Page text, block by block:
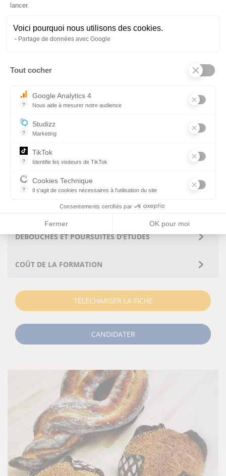
lancer.
Voici pourquoi nous utilisons des cookies.
Partage de données avec Google
Tout cocher
?
Google Analytics 4
Nous aide à mesurer notre audience
?
Studizz
Marketing
?
TikTok
Identifie les visiteurs de TikTok
?
Cookies Technique
Il s'agit de cookies nécessaires à l'utilisation du site
Consentements certifiés par
Fermer OK pour moi
MODALITÉS PÉDAGOGIQUES ET
Selon le référentiel d'examen :
Epreuves ponctuelles finales
MODALITÉS D'ACCES AUX
PERSONNES EN SITUATION DE
HANDICAP :
Retrouver toutes les informations ICI
DÉBOUCHÉS ET POURSUITES D’ÉTUDES
COÛT DE LA FORMATION
TÉLÉCHARGER LA FICHE
CANDIDATER